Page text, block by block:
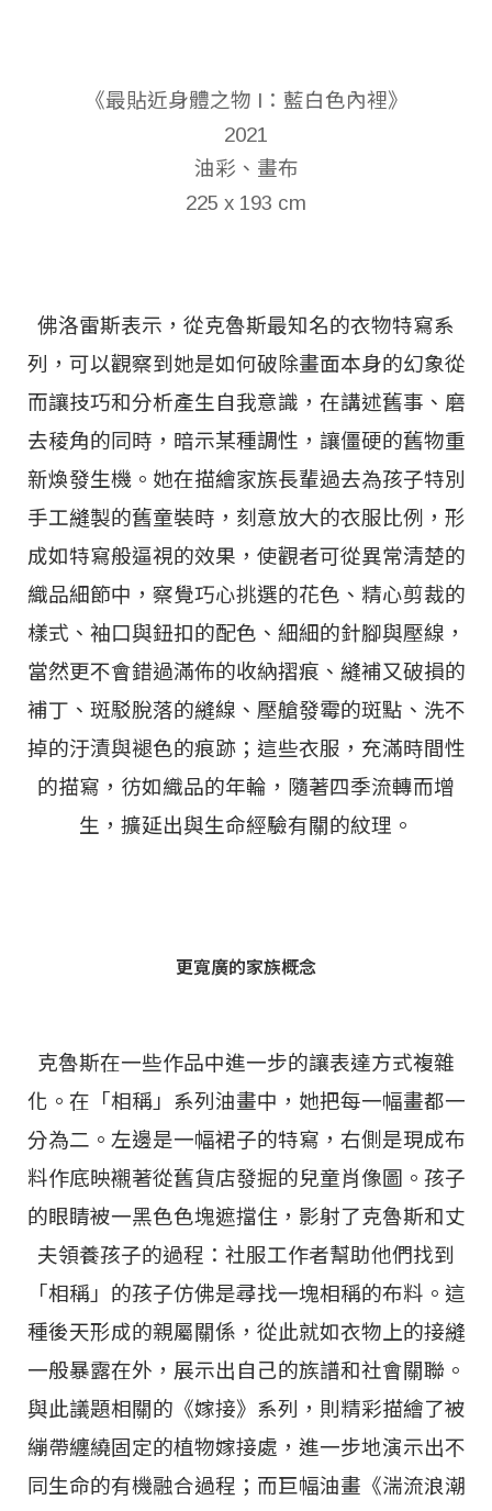
《最貼近身體之物 I：藍白色內裡》
2021
油彩、畫布
225 x 193 cm
佛洛雷斯表示，從克魯斯最知名的衣物特寫系
列，可以觀察到她是如何破除畫面本身的幻象從
而讓技巧和分析產生自我意識，在講述舊事、磨
去稜角的同時，暗示某種調性，讓僵硬的舊物重
新煥發生機。她在描繪家族長輩過去為孩子特別
手工縫製的舊童裝時，刻意放大的衣服比例，形
成如特寫般逼視的效果，使觀者可從異常清楚的
織品細節中，察覺巧心挑選的花色、精心剪裁的
樣式、袖口與鈕扣的配色、細細的針腳與壓線，
當然更不會錯過滿佈的收納摺痕、縫補又破損的
補丁、斑駁脫落的縫線、壓艙發霉的斑點、洗不
掉的汙漬與褪色的痕跡；這些衣服，充滿時間性
的描寫，彷如織品的年輪，隨著四季流轉而增
生，擴延出與生命經驗有關的紋理。
更寬廣的家族概念
克魯斯在一些作品中進一步的讓表達方式複雜
化。在「相稱」系列油畫中，她把每一幅畫都一
分為二。左邊是一幅裙子的特寫，右側是現成布
料作底映襯著從舊貨店發掘的兒童肖像圖。孩子
的眼睛被一黑色色塊遮擋住，影射了克魯斯和丈
夫領養孩子的過程：社服工作者幫助他們找到
「相稱」的孩子仿佛是尋找一塊相稱的布料。這
種後天形成的親屬關係，從此就如衣物上的接縫
一般暴露在外，展示出自己的族譜和社會關聯。
與此議題相關的《嫁接》系列，則精彩描繪了被
繃帶纏繞固定的植物嫁接處，進一步地演示出不
同生命的有機融合過程；而巨幅油畫《湍流浪潮